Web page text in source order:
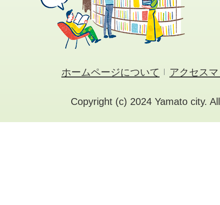
ホームページについて アクセス
Copyright (c) 2024 Yamato city.